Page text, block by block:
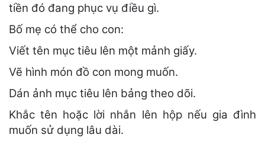
tiền đó đang phục vụ điều gì.
Bố mẹ có thể cho con:
Viết tên mục tiêu lên một mảnh giấy.
Vẽ hình món đồ con mong muốn.
Dán ảnh mục tiêu lên bảng theo dõi.
Khắc tên hoặc lời nhắn lên hộp nếu gia đình
muốn sử dụng lâu dài.